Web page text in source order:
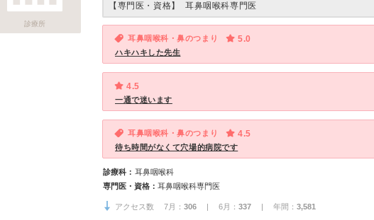
診療所
【専門医・資格】 耳鼻咽喉科専門医
耳鼻咽喉科・鼻のつまり 5.0
ハキハキした先生
4.5
一通で迷います
耳鼻咽喉科・鼻のつまり 4.5
待ち時間がなくて穴場的病院です
診療科： 耳鼻咽喉科
専門医・資格： 耳鼻咽喉科専門医
アクセス数 7月： 306 | 6月： 337 | 年間： 3,581